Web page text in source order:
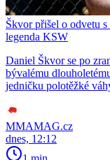
Škvor přišel o odvetu
legenda KSW
Daniel Škvor se po
bývalému
jedničku polotěžké
MMAMAG.cz
dnes, 12:12